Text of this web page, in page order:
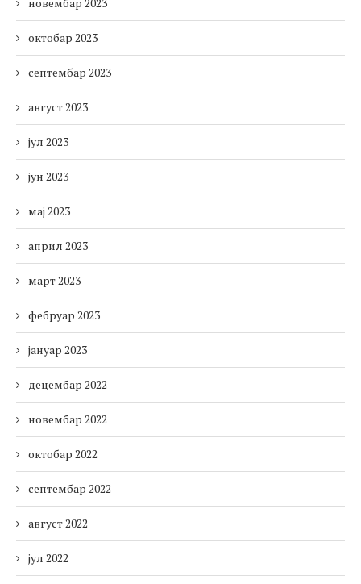
новембар 2023
октобар 2023
септембар 2023
август 2023
јул 2023
јун 2023
мај 2023
април 2023
март 2023
фебруар 2023
јануар 2023
децембар 2022
новембар 2022
октобар 2022
септембар 2022
август 2022
јул 2022